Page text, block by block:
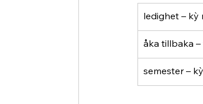
ledighet – kỳ
åka tillbaka
semester –